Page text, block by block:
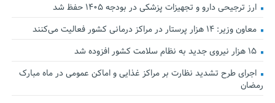
ارز ترجیحی دارو و تجهیزات پزشکی در بودجه ۱۴۰۵ حفظ شد
معاون وزیر: ۱۴ هزار پرستار در مراکز درمانی کشور فعالیت می‌کنند
۱۵ هزار نیروی جدید به نظام سلامت کشور افزوده شد
اجرای طرح تشدید نظارت بر مراکز غذایی و اماکن عمومی در ماه مبارک
رمضان